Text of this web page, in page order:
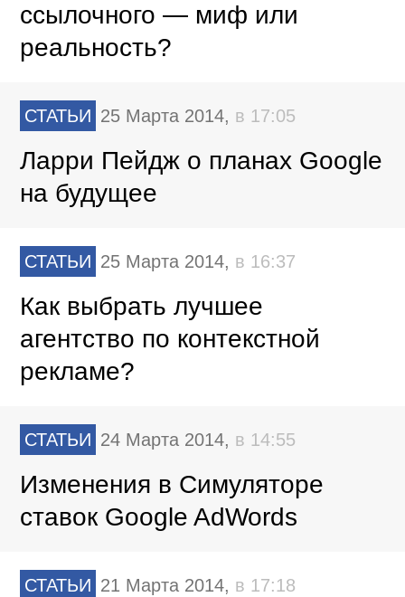
ссылочного — миф или
реальность?
СТАТЬИ 25 Марта 2014, в 17:05
Ларри Пейдж о планах Google
на будущее
СТАТЬИ 25 Марта 2014, в 16:37
Как выбрать лучшее
агентство по контекстной
рекламе?
СТАТЬИ 24 Марта 2014, в 14:55
Изменения в Симуляторе
ставок Google AdWords
СТАТЬИ 21 Марта 2014, в 17:18